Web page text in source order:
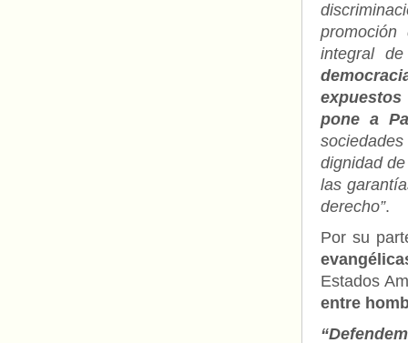
integral
expuestos
pone a
dignidad
las
derecho”.
Por su
Estados
entre